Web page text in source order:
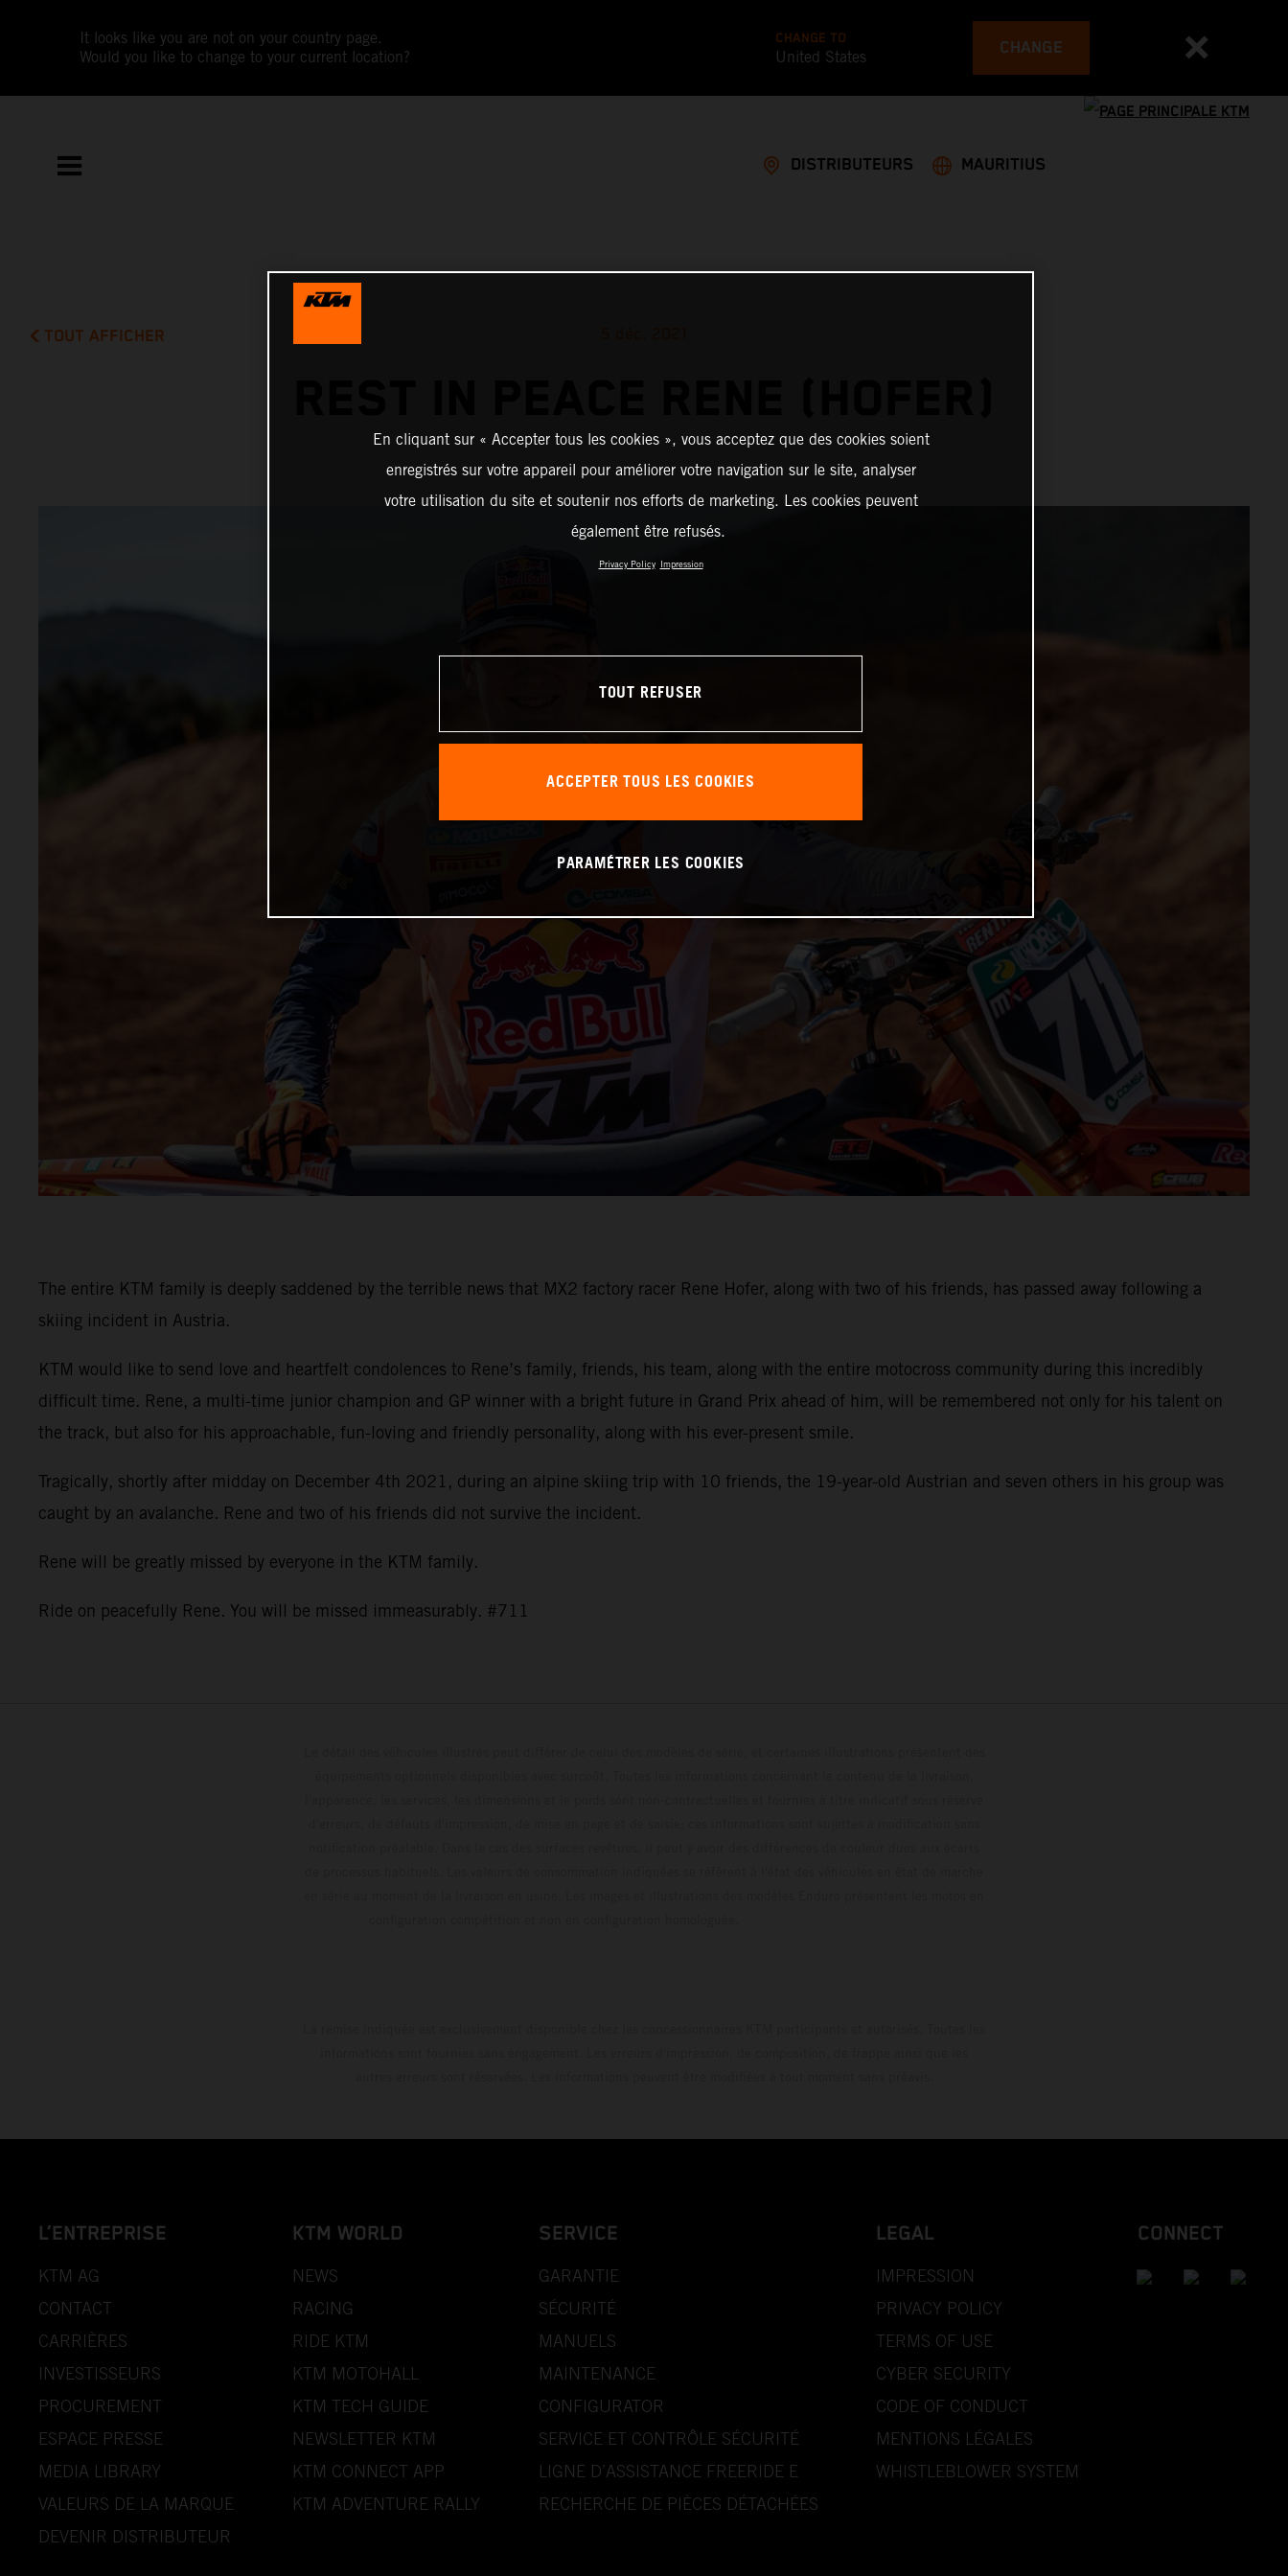
It looks like you are not on your country page.
Would you like to change to your current location?
CHANGE TO
United States CHANGE
DISTRIBUTEURS MAURITIUS
TOUT AFFICHER
The entire KTM family is deeply saddened by the terrible news that MX2 factory racer Rene Hofer, along with two of his friends, has passed away following a
skiing incident in Austria.
KTM would like to send love and heartfelt condolences to Rene’s family, friends, his team, along with the entire motocross community during this incredibly
difficult time. Rene, a multi-time junior champion and GP winner with a bright future in Grand Prix ahead of him, will be remembered not only for his talent on
the track, but also for his approachable, fun-loving and friendly personality, along with his ever-present smile.
Tragically, shortly after midday on December 4th 2021, during an alpine skiing trip with 10 friends, the 19-year-old Austrian and seven others in his group was
caught by an avalanche. Rene and two of his friends did not survive the incident.
Rene will be greatly missed by everyone in the KTM family.
Ride on peacefully Rene. You will be missed immeasurably. #711
L’ENTREPRISE
KTM AG
CONTACT
CARRIÈRES
INVESTISSEURS
PROCUREMENT
ESPACE PRESSE
MEDIA LIBRARY
VALEURS DE LA MARQUE
DEVENIR DISTRIBUTEUR
KTM WORLD
NEWS
RACING
RIDE KTM
KTM MOTOHALL
KTM TECH GUIDE
NEWSLETTER KTM
KTM CONNECT APP
KTM ADVENTURE RALLY
SERVICE
GARANTIE
SÉCURITÉ
MANUELS
MAINTENANCE
CONFIGURATOR
SERVICE ET CONTRÔLE SÉCURITÉ
LIGNE D’ASSISTANCE FREERIDE E
RECHERCHE DE PIÈCES DÉTACHÉES
LEGAL
IMPRESSION
PRIVACY POLICY
TERMS OF USE
CYBER SECURITY
CODE OF CONDUCT
MENTIONS LÉGALES
WHISTLEBLOWER SYSTEM
CONNECT
En cliquant sur « Accepter tous les cookies », vous acceptez que des cookies soient
enregistrés sur votre appareil pour améliorer votre navigation sur le site, analyser
votre utilisation du site et soutenir nos efforts de marketing. Les cookies peuvent
également être refusés.
Privacy Policy Impression
TOUT REFUSER
ACCEPTER TOUS LES COOKIES
PARAMÉTRER LES COOKIES